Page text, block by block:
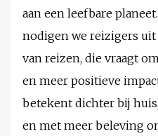
aan een leefbare
nodigen we reizigers
van reizen, die vraagt
en meer positieve
betekent dichter bij
en met meer beleving